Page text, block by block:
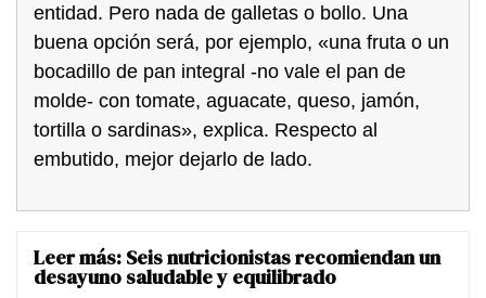
entidad. Pero nada de galletas o bollo. Una
buena opción será, por ejemplo, «una fruta o un
bocadillo de pan integral -no vale el pan de
molde- con tomate, aguacate, queso, jamón,
tortilla o sardinas», explica. Respecto al
embutido, mejor dejarlo de lado.
Leer más: Seis nutricionistas recomiendan un
desayuno saludable y equilibrado